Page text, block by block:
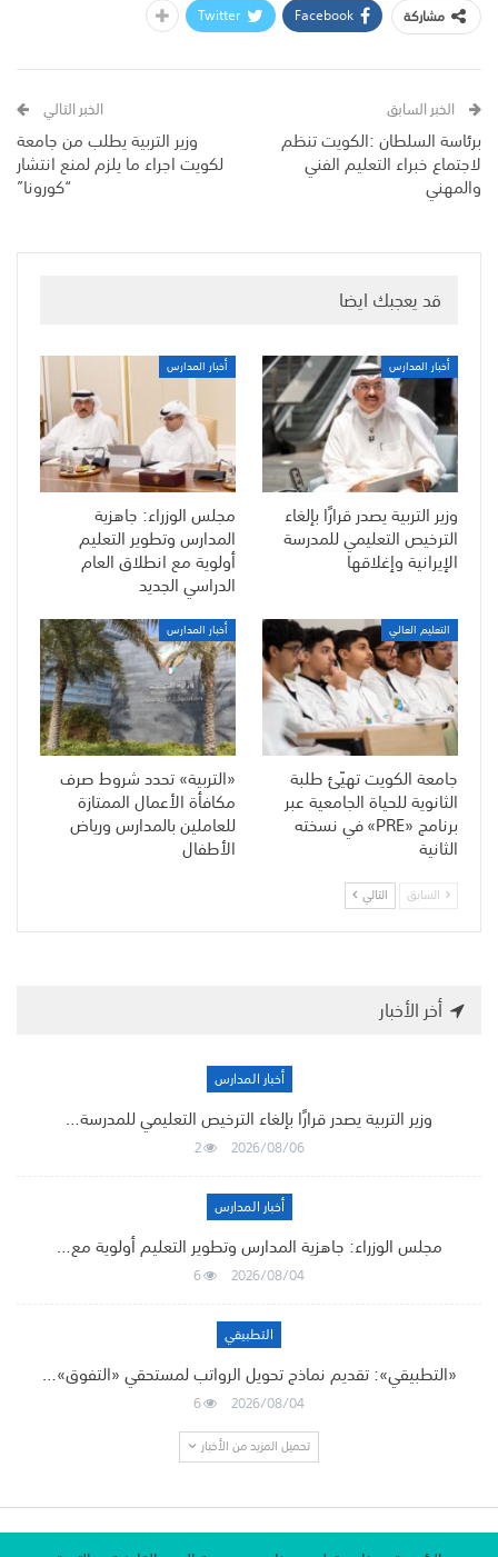
مشاركة
Facebook
Twitter
الخبر السابق
برئاسة السلطان :الكويت تنظم
لاجتماع خبراء التعليم الفني
والمهني
الخبر التالي
وزير التربية يطلب من جامعة
لكويت اجراء ما يلزم لمنع انتشار
“كورونا”
قد يعجبك ايضا
أخبار المدارس
وزير التربية يصدر قرارًا بإلغاء
الترخيص التعليمي للمدرسة
الإيرانية وإغلاقها
أخبار المدارس
مجلس الوزراء: جاهزية
المدارس وتطوير التعليم
أولوية مع انطلاق العام
الدراسي الجديد
التعليم العالي
جامعة الكويت تهيّئ طلبة
الثانوية للحياة الجامعية عبر
برنامج «PRE» في نسخته
الثانية
أخبار المدارس
«التربية» تحدد شروط صرف
مكافأة الأعمال الممتازة
للعاملين بالمدارس ورياض
الأطفال
السابق التالي
أخر الأخبار
أخبار المدارس
وزير التربية يصدر قرارًا بإلغاء الترخيص التعليمي للمدرسة…
2026/08/06
2
أخبار المدارس
مجلس الوزراء: جاهزية المدارس وتطوير التعليم أولوية مع…
2026/08/04
6
التطبيقي
«التطبيقي»: تقديم نماذج تحويل الرواتب لمستحقي «التفوق»…
2026/08/04
6
تحميل المزيد من الأخبار